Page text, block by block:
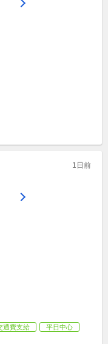
1日前
通費支給
平日中心